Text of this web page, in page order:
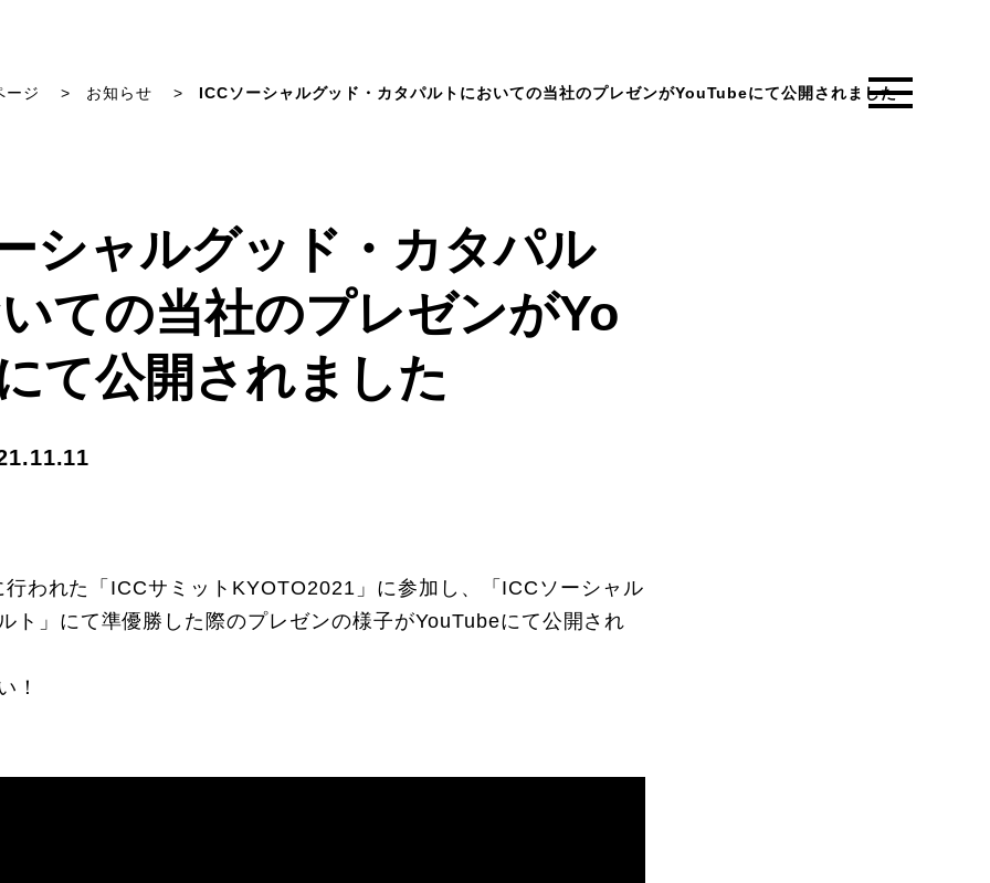
ージ お知らせ ICCソーシャルグッド・カタパルトにおいての当社のプレゼンがYouTubeにて公開されました
シャルグッド・カタパル
いての当社のプレゼンがYo
て公開されました
われた「ICCサミットKYOTO2021」に参加し、「ICCソーシャル
ト」にて準優勝した際のプレゼンの様子がYouTubeにて公開され
！